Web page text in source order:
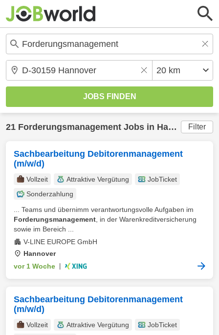
21 Forderungsmanagement Jobs in Hannover (20
Filter
Sachbearbeitung Debitorenmanagement
(m/w/d)
Vollzeit Attraktive Vergütung
JobTicket
Sonderzahlung
... Teams und übernimm verantwortungsvolle Aufgaben im
Forderungsmanagement , in der Warenkreditversicherung
sowie im Bereich ...
V-LINE EUROPE GmbH
Hannover
vor 1 Woche
Sachbearbeitung Debitorenmanagement
(m/w/d)
Vollzeit Attraktive Vergütung
JobTicket